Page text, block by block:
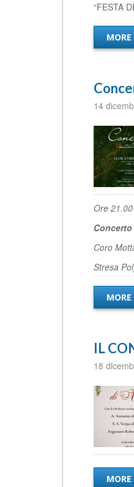
“FESTA
MORE
14
Ore
Coro
Stresa
MORE
IL
18
MORE